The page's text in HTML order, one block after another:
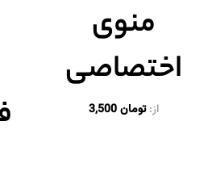
منوی
اختصاصی
از:تومان3,500